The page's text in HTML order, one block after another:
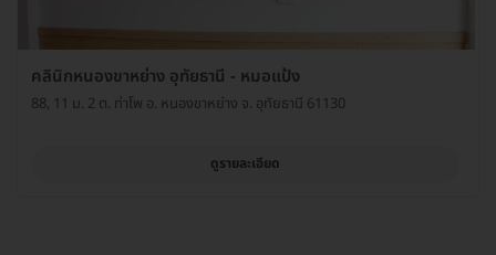
คลินิกหนองขาหย่าง อุทัยธานี - หมอแป้ง
88, 11 ม. 2 ต. ท่าโพ อ. หนองขาหย่าง จ. อุทัยธานี 61130
ดูรายละเอียด